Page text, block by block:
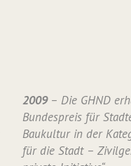
2009 – Die GHND
Bundespreis für
Baukultur in der
für die Stadt –